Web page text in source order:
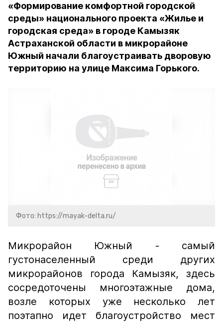
«Формирование комфортной городской
среды» национального проекта «Жилье и
городская среда» в городе Камызяк
Астраханской области в микрорайоне
Южный начали благоустраивать дворовую
территорию на улице Максима Горького.
Фото: https://mayak-delta.ru/
Микрорайон Южный - самый
густонаселенный среди других
микрорайонов города Камызяк, здесь
сосредоточены многоэтажные дома,
возле которых уже несколько лет
поэтапно идет благоустройство мест